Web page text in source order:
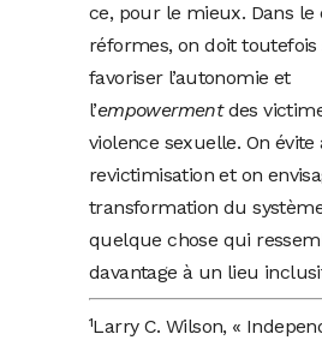
ce, pour le mieux. Dans le
réformes, on doit toutefois
favoriser l’autonomie et
l’empowermentdes
violence sexuelle. On évite
revictimisation et on
transformation du
quelque chose qui
davantage à un lieu
¹Larry C. Wilson, «